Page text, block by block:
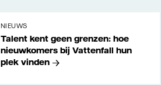
NIEUWS
Talent kent geen grenzen: hoe
nieuwkomers bij Vattenfall hun
plek vinden